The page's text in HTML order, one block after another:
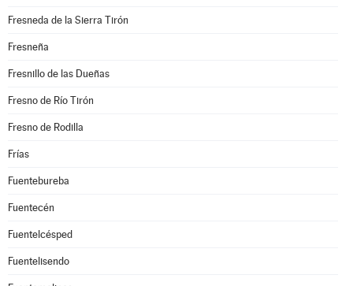
Fresneda de la Sierra Tirón
Fresneña
Fresnillo de las Dueñas
Fresno de Río Tirón
Fresno de Rodilla
Frías
Fuentebureba
Fuentecén
Fuentelcésped
Fuentelisendo